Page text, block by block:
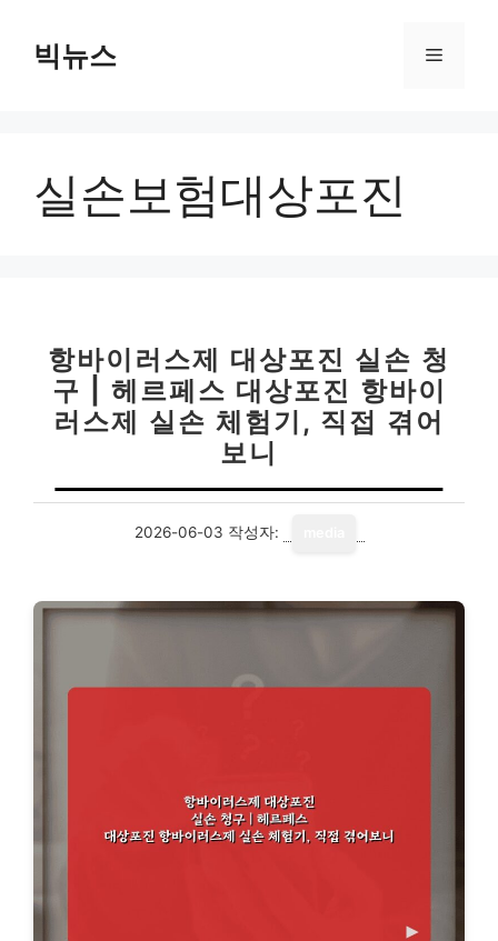
빅뉴스 메
실손보험대상포진
항바이러스제 대상포진 실손 청
구 | 헤르페스 대상포진 항바이
러스제 실손 체험기, 직접 겪어
보니
2026-06-03 작성자: